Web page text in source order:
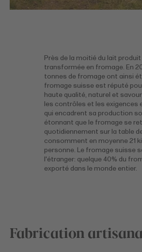
Près de la moitié du lait
transformée en fromage. En
tonnes de fromage ont ainsi
fromage suisse est réputé
haute qualité, naturel et
les contrôles et les exigences
qui encadrent sa production
étonnant que le fromage se
quotidiennement sur la table
consomment en moyenne 21
personne. Le fromage suisse
l'étranger: quelque 40% du
exporté dans le monde entier.
Fabrication